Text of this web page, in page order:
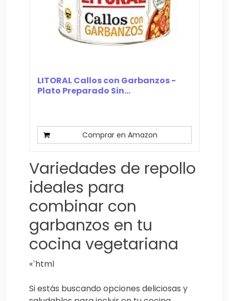
LITORAL Callos con Garbanzos -
Plato Preparado Sin...
Comprar en Amazon
Variedades de repollo
ideales para
combinar con
garbanzos en tu
cocina vegetariana
«`html
Si estás buscando opciones deliciosas y